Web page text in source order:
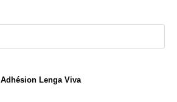
Adhésion Lenga Viva